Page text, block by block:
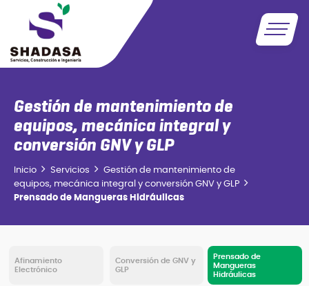
Gestión de mantenimiento de
equipos, mecánica integral y
conversión GNV y GLP
Inicio Servicios
Gestión de mantenimiento de
equipos, mecánica integral y conversión GNV y GLP
Prensado de Mangueras Hidráulicas
Afinamiento
Electrónico
Conversión de GNV y
GLP
Prensado de
Mangueras
Hidráulicas